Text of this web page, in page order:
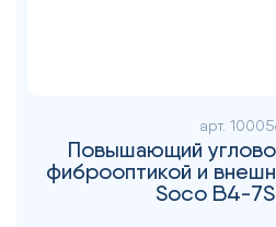
арт.
Повышающий
фиброоптикой и
Soco B4-7S